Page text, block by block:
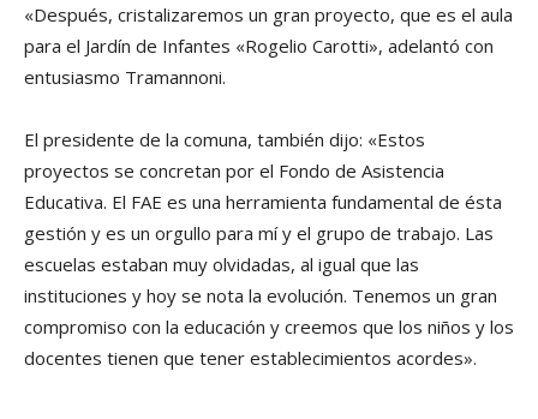
«Después, cristalizaremos un gran proyecto, que es el aula
para el Jardín de Infantes «Rogelio Carotti», adelantó con
entusiasmo Tramannoni.
El presidente de la comuna, también dijo: «Estos
proyectos se concretan por el Fondo de Asistencia
Educativa. El FAE es una herramienta fundamental de ésta
gestión y es un orgullo para mí y el grupo de trabajo. Las
escuelas estaban muy olvidadas, al igual que las
instituciones y hoy se nota la evolución. Tenemos un gran
compromiso con la educación y creemos que los niños y los
docentes tienen que tener establecimientos acordes».